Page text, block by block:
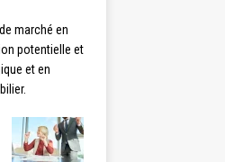
marché en
potentielle et
et en